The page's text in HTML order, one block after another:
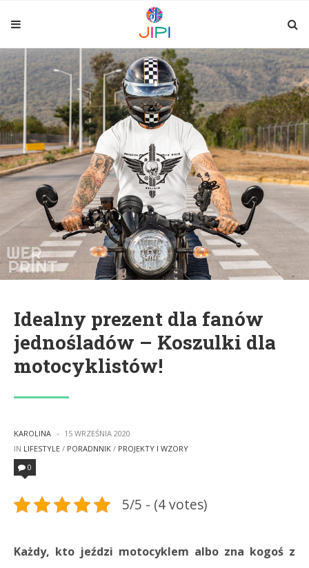
Idealny prezent dla fanów
jednośladów – Koszulki dla
motocyklistów!
POSTED
BY
KAROLINA
15 WRZEŚNIA 2020
IN POSTED
IN
LIFESTYLE / PORADNNIK / PROJEKTY I WZORY
0
5/5 - (4 votes)
Każdy, kto jeździ motocyklem albo zna kogoś z